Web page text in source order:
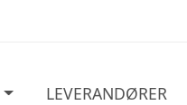
LEVERANDØRER